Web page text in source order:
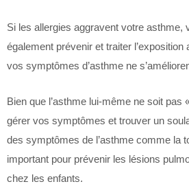
Si les allergies aggravent votre asthme,
également prévenir et traiter
vos symptômes d’asthme ne
Bien que l’asthme lui-même ne soit pas
gérer vos symptômes et trouver un
des symptômes de l’asthme comme la
important pour prévenir les lésions
chez les enfants.